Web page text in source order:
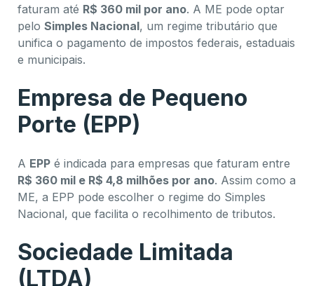
faturam até R$ 360 mil por ano. A ME pode optar
pelo Simples Nacional, um regime tributário que
unifica o pagamento de impostos federais, estaduais
e municipais.
Empresa de Pequeno
Porte (EPP)
A EPP é indicada para empresas que faturam entre
R$ 360 mil e R$ 4,8 milhões por ano. Assim como a
ME, a EPP pode escolher o regime do Simples
Nacional, que facilita o recolhimento de tributos.
Sociedade Limitada
(LTDA)